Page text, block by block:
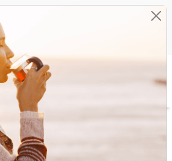
Keine künstlichen Aromen